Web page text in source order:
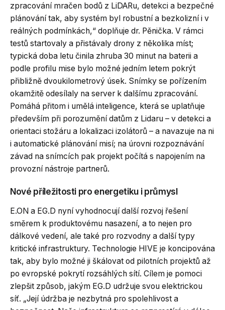
zpracování mračen bodů z LiDARu, detekci a bezpečné
plánování tak, aby systém byl robustní a bezkolizní i v
reálných podmínkách,“ doplňuje dr. Pěnička. V rámci
testů startovaly a přistávaly drony z několika míst;
typická doba letu činila zhruba 30 minut na baterii a
podle profilu mise bylo možné jedním letem pokrýt
přibližně dvoukilometrový úsek. Snímky se pořízením
okamžitě odesílaly na server k dalšímu zpracování.
Pomáhá přitom i umělá inteligence, která se uplatňuje
především při porozumění datům z Lidaru – v detekci a
orientaci stožáru a lokalizaci izolátorů – a navazuje na ni
i automatické plánování misí; na úrovni rozpoznávání
závad na snímcích pak projekt počítá s napojením na
provozní nástroje partnerů.
Nové příležitosti pro energetiku i průmysl
E.ON a EG.D nyní vyhodnocují další rozvoj řešení
směrem k produktovému nasazení, a to nejen pro
dálkové vedení, ale také pro rozvodny a další typy
kritické infrastruktury. Technologie HIVE je koncipována
tak, aby bylo možné ji škálovat od pilotních projektů až
po evropské pokrytí rozsáhlých sítí. Cílem je pomoci
zlepšit způsob, jakým EG.D udržuje svou elektrickou
síť. „Její údržba je nezbytná pro spolehlivost a